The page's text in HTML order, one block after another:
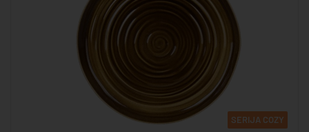
SERIJA COZY